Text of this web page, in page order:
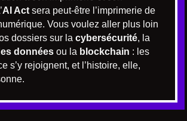
AI Act sera peut-être l’imprimerie de
Vous voulez aller plus loin
dossiers sur la cybersécurité, la
données ou la blockchain : les
s’y rejoignent, et l’histoire, elle,